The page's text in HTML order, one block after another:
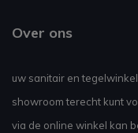
Over ons
uw sanitair en
showroom terecht kunt
via de online winkel kan